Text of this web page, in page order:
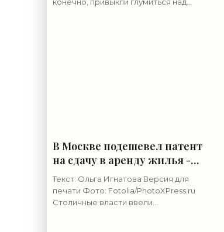
В Москве подешевел патент
на сдачу в аренду жилья -
«Недвижимость»
Текст: Ольга Игнатова Версия для
печати Фото: Fotolia/PhotoXPress.ru
Столичные власти ввели